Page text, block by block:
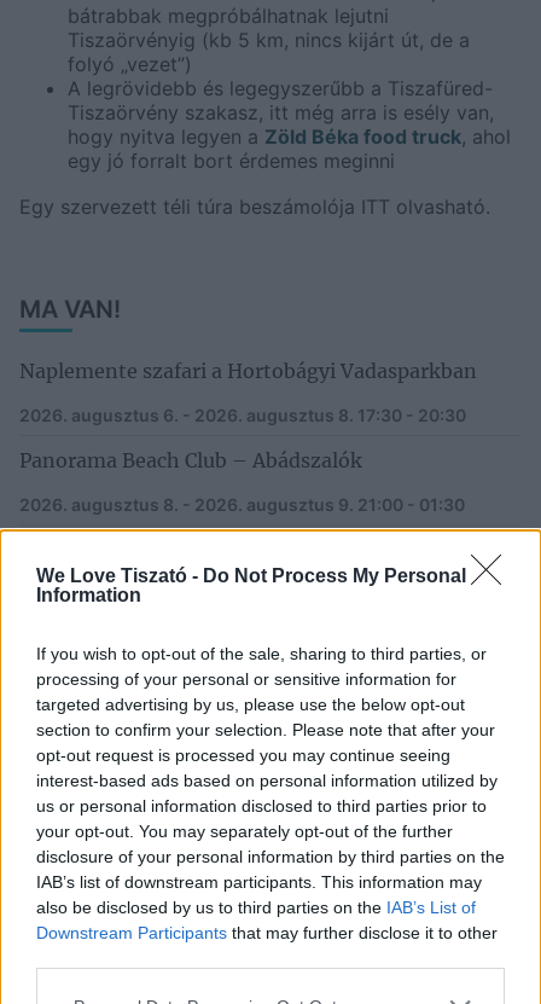
We Love Tiszató - Do Not Process My Personal
Information
If you wish to opt-out of the sale, sharing to third parties, or
processing of your personal or sensitive information for
targeted advertising by us, please use the below opt-out
section to confirm your selection. Please note that after your
opt-out request is processed you may continue seeing
interest-based ads based on personal information utilized by
us or personal information disclosed to third parties prior to
your opt-out. You may separately opt-out of the further
disclosure of your personal information by third parties on the
IAB’s list of downstream participants. This information may
also be disclosed by us to third parties on the IAB’s List of
Downstream Participants that may further disclose it to other
bátrabbak megpróbálhatnak lejutni
Tiszaörvényig (kb 5 km, nincs kijárt út, de a
folyó „vezet”)
A legrövidebb és legegyszerűbb a Tiszafüred-
Tiszaörvény szakasz, itt még arra is esély van,
hogy nyitva legyen a Zöld Béka food truck, ahol
egy jó forralt bort érdemes meginni
Egy szervezett téli túra beszámolója ITT olvasható.
MA VAN!
Naplemente szafari a Hortobágyi Vadasparkban
2026. augusztus 6. - 2026. augusztus 8. 17:30 - 20:30
Panorama Beach Club – Abádszalók
2026. augusztus 8. - 2026. augusztus 9. 21:00 - 01:30
élményhajózás Tiszaderzsen
Csöröge Fánk Nap – Poroszló
2026. augusztus 8.10:00 - 15:00
Augusztusi Istállóbejáró – Sárgacsikó Lovarda,
Abádszalók
2026. augusztus 8.10:00 - 12:00
PROGRAMNAPTÁR
2026 augusztus
sz cs